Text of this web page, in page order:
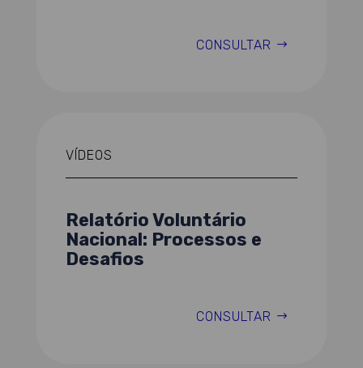
CONSULTAR
VÍDEOS
Relatório Voluntário
Nacional: Processos e
Desafios
CONSULTAR